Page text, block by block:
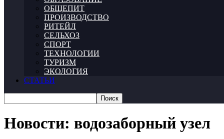
ОБЩЕПИТ
ПРОИЗВОДСТВО
РИТЕЙЛ
СЕЛЬХОЗ
СПОРТ
ТЕХНОЛОГИИ
ТУРИЗМ
ЭКОЛОГИЯ
СТАТЬИ
Новости: водозаборный узел